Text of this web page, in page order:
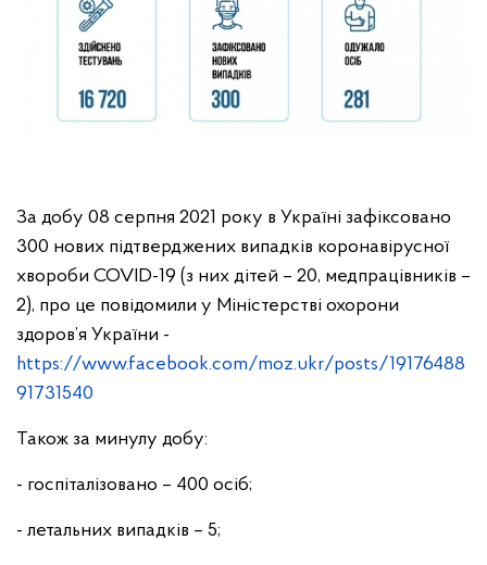
За добу 08 серпня 2021 року в Україні зафіксовано
300 нових підтверджених випадків коронавірусної
хвороби COVID-19 (з них дітей – 20, медпрацівників –
2), про це повідомили у Міністерстві охорони
здоров’я України -
https://www.facebook.com/moz.ukr/posts/19176488
91731540
Також за минулу добу:
- госпіталізовано – 400 осіб;
- летальних випадків – 5;